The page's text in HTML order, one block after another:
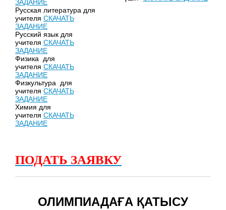
ЗАДАНИЕ
Русская литература для
учителя СКАЧАТЬ
ЗАДАНИЕ
Русский язык для
учителя СКАЧАТЬ
ЗАДАНИЕ
Физика для
учителя СКАЧАТЬ
ЗАДАНИЕ
Физкультура для
учителя СКАЧАТЬ
ЗАДАНИЕ
Химия для
учителя СКАЧАТЬ
ЗАДАНИЕ
ПОДАТЬ ЗАЯВКУ
ОЛИМПИАДАҒА ҚАТЫСУ